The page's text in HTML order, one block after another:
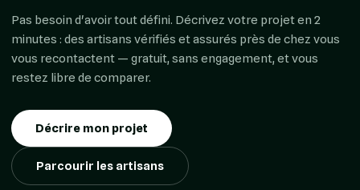
Pas besoin d'avoir tout défini. Décrivez votre projet en 2
minutes : des artisans vérifiés et assurés près de chez vous
vous recontactent — gratuit, sans engagement, et vous
restez libre de comparer.
Décrire mon projet
Parcourir les artisans